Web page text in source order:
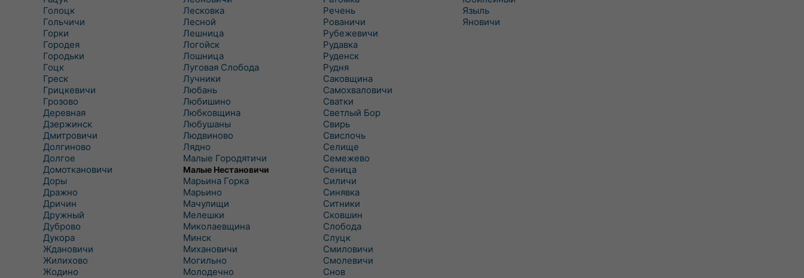
Голоцк
Гольчичи
Горки
Городея
Городьки
Гоцк
Греск
Грицкевичи
Грозово
Деревная
Дзержинск
Дмитровичи
Долгиново
Долгое
Домоткановичи
Доры
Дражно
Дричин
Дружный
Дуброво
Дукора
Ждановичи
Жилихово
Жодино
Лесковка
Лесной
Лешница
Логойск
Лошница
Луговая Слобода
Лучники
Любань
Любишино
Любковщина
Любушаны
Людвиново
Лядно
Малые Городятичи
Малые Нестановичи
Марьина Горка
Марьино
Мачулищи
Мелешки
Миколаевщина
Минск
Михановичи
Могильно
Молодечно
Речень
Рованичи
Рубежевичи
Рудавка
Руденск
Рудня
Саковщина
Самохваловичи
Сватки
Светлый Бор
Свирь
Свислочь
Селище
Семежево
Сеница
Силичи
Синявка
Ситники
Сковшин
Слобода
Слуцк
Смиловичи
Смолевичи
Снов
Языль
Яновичи